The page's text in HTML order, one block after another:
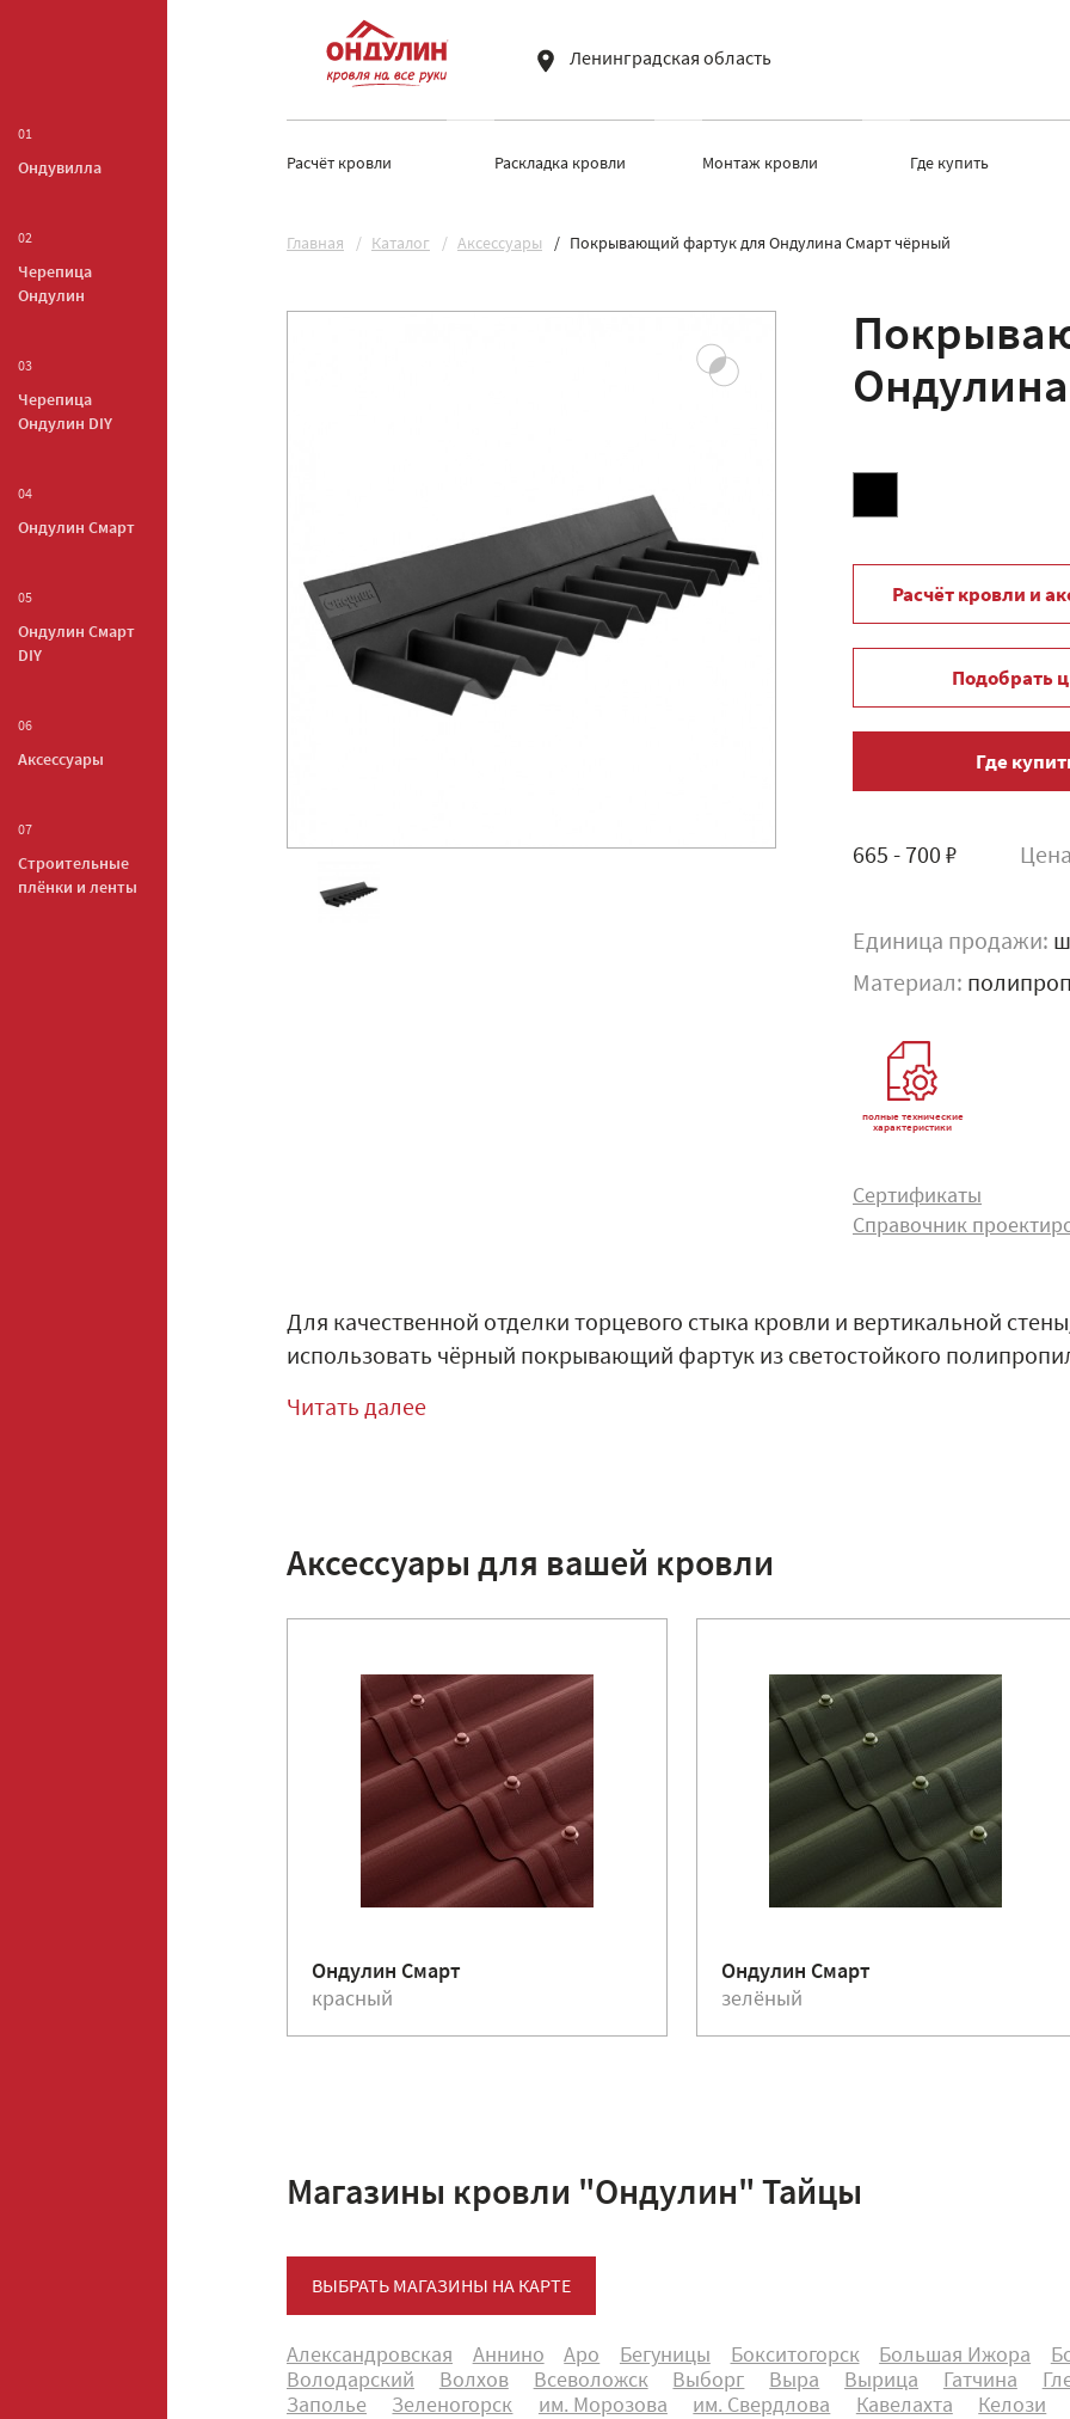
01
Ондувилла
02
Черепица
Ондулин
03
Черепица
Ондулин DIY
04
Ондулин Смарт
05
Ондулин Смарт
DIY
06
Аксессуары
07
Строительные
плёнки и ленты
Ленинградская область
Расчёт кровли Раскладка кровли Монтаж кровли Где купить
Главная Каталог Аксессуары Покрывающий фартук для Ондулина Смарт чёрный
Расчёт кровли и
Подобрать
Где
665 - 700 ₽
Единица продажи:
Материал:
полные технические
характеристики
Сертификаты
Справочник
Для качественной отделки торцевого стыка кровли и вертикальной
использовать чёрный покрывающий фартук из светостойкого
Читать далее
Аксессуары для вашей кровли
Ондулин Смарт
красный
Ондулин Смарт
зелёный
Магазины кровли "Ондулин" Тайцы
ВЫБРАТЬ МАГАЗИНЫ НА КАРТЕ
Александровская Аннино Аро Бегуницы Бокситогорск Большая Ижора
Володарский
Волхов Всеволожск Выборг Выра Вырица Гатчина
Заполье
Зеленогорск им. Морозова им. Свердлова Кавелахта
Келози